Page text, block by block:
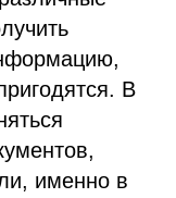
В
именно в